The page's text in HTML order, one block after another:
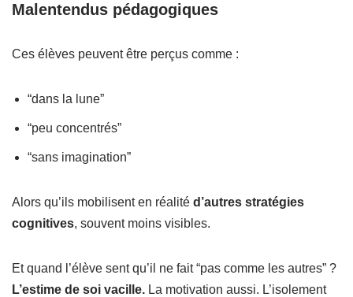
Malentendus pédagogiques
Ces élèves peuvent être perçus comme :
“dans la lune”
“peu concentrés”
“sans imagination”
Alors qu’ils mobilisent en réalité d’autres stratégies
cognitives, souvent moins visibles.
Et quand l’élève sent qu’il ne fait “pas comme les autres” ?
L’estime de soi vacille. La motivation aussi. L’isolement